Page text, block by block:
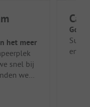
het meer
snel bij
we
en